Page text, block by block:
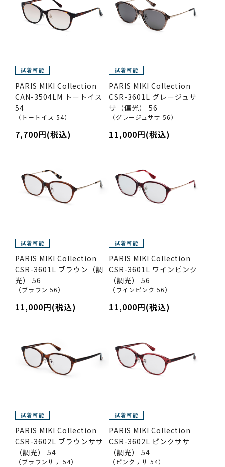
PARIS MIKI Collection
CAN-3504LM トートイス
54
（トートイス 54）
7,700円(税込)
PARIS MIKI Collection
CSR-3601L グレージュサ
サ（偏光） 56
（グレージュササ 56）
11,000円(税込)
PARIS MIKI Collection
CSR-3601L ブラウン（調
光） 56
（ブラウン 56）
11,000円(税込)
PARIS MIKI Collection
CSR-3601L ワインピンク
（調光） 56
（ワインピンク 56）
11,000円(税込)
PARIS MIKI Collection
CSR-3602L ブラウンササ
（調光） 54
（ブラウンササ 54）
PARIS MIKI Collection
CSR-3602L ピンクササ
（調光） 54
（ピンクササ 54）